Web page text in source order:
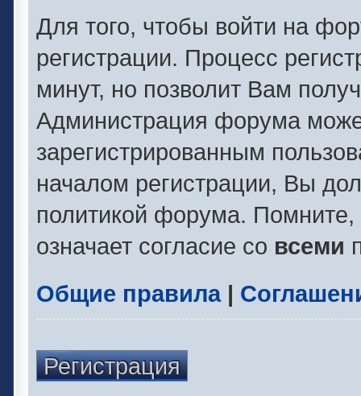
Для того, чтобы войти на
регистрации. Процесс
минут, но позволит Вам
Администрация форума
зарегистрированным
началом регистрации, Вы
политикой форума.
означает согласие со всеми
Общие правила|
Регистрация